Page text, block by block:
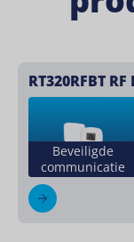
RT320RFBT
Beveiligde
communicatie